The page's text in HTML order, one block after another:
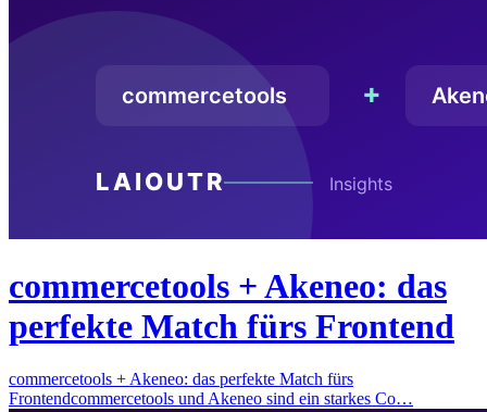
commercetools + Akeneo: das
perfekte Match fürs Frontend
commercetools + Akeneo: das perfekte Match fürs
Frontendcommercetools und Akeneo sind ein starkes Co…